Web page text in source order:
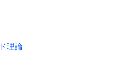
理論